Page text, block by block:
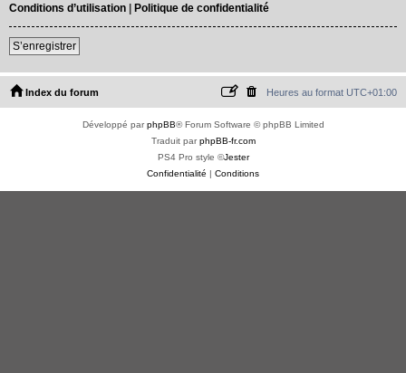
Conditions d’utilisation | Politique de confidentialité
S’enregistrer
Index du forum Heures au format UTC+01:00
Développé parphpBB® Forum Software © phpBB Limited
Traduit parphpBB-fr.com
PS4 Pro style ©Jester
Confidentialité | Conditions